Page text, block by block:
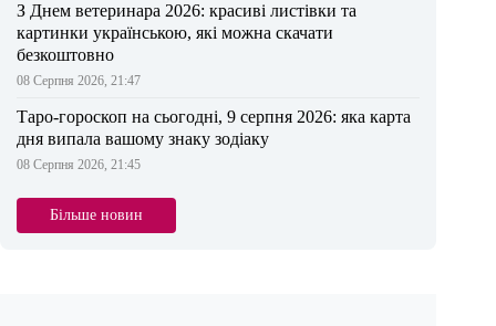
З Днем ветеринара 2026: красиві листівки та
картинки українською, які можна скачати
безкоштовно
08 Серпня 2026, 21:47
Таро-гороскоп на сьогодні, 9 серпня 2026: яка карта
дня випала вашому знаку зодіаку
08 Серпня 2026, 21:45
Більше новин